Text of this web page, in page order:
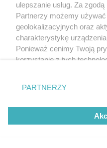
ulepszanie usług. Za
Partnerzy możemy używać
geolokalizacyjnych oraz
charakterystykę
Ponieważ cenimy Twoją
korzystanie z tych
zmienić/wycofać klikając
znajdujący się w lewym
rodzaje przetwarzania
użytkownika, ale masz
przetwarzaniu. Preferencje
PARTNERZY